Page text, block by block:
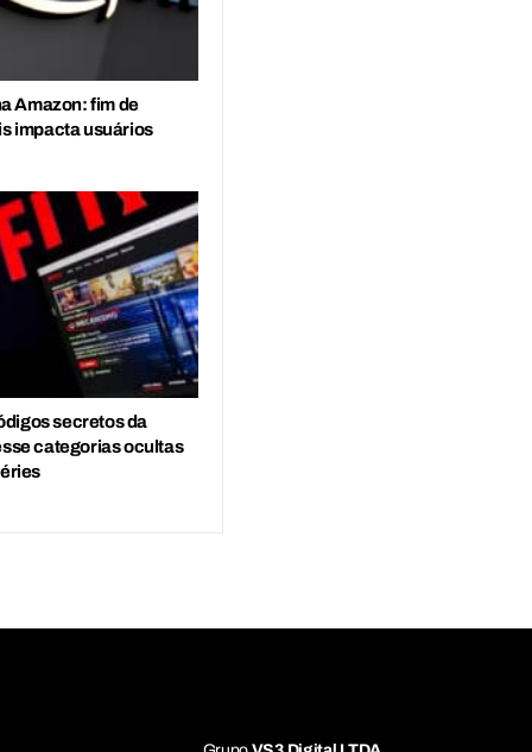
Amazon: fim de
impacta usuários
secretos da
categorias ocultas